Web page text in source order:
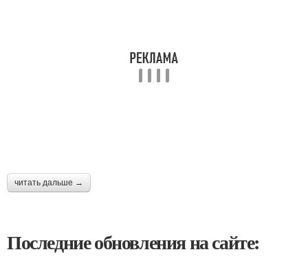
читать дальше →
Последние обновления на сайте: